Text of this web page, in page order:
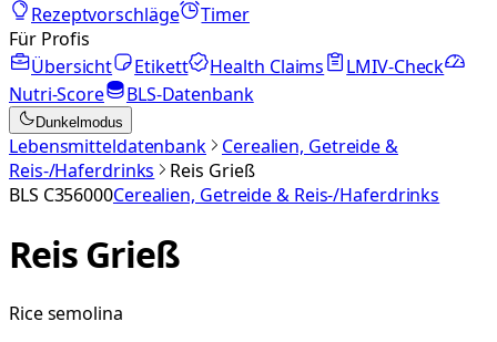
Rezeptvorschläge
Timer
Für Profis
Übersicht
Etikett Health Claims
LMIV-Check
Nutri-Score
BLS-Datenbank
Dunkelmodus
Lebensmitteldatenbank
Cerealien, Getreide &
Reis-/Haferdrinks
Reis Grieß
BLS C356000Cerealien, Getreide & Reis-/Haferdrinks
Reis Grieß
Rice semolina